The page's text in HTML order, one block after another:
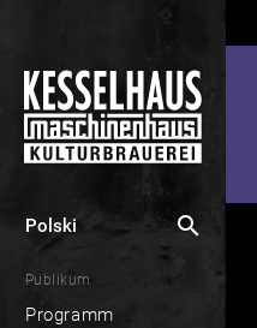
Polski search
Publikum
Programm